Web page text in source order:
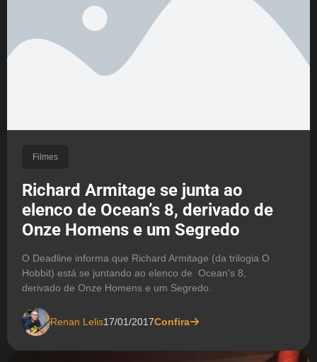
Filmes
Richard Armitage se junta ao
elenco de Ocean’s 8, derivado de
Onze Homens e um Segredo
O Deadline informa que Richard Armitage (da trilogia O
Hobbit) está se juntando ao elenco de Ocean's 8,
derivado de Onze Homens e um Segredo.
Renan Lelis17/01/2017Confira